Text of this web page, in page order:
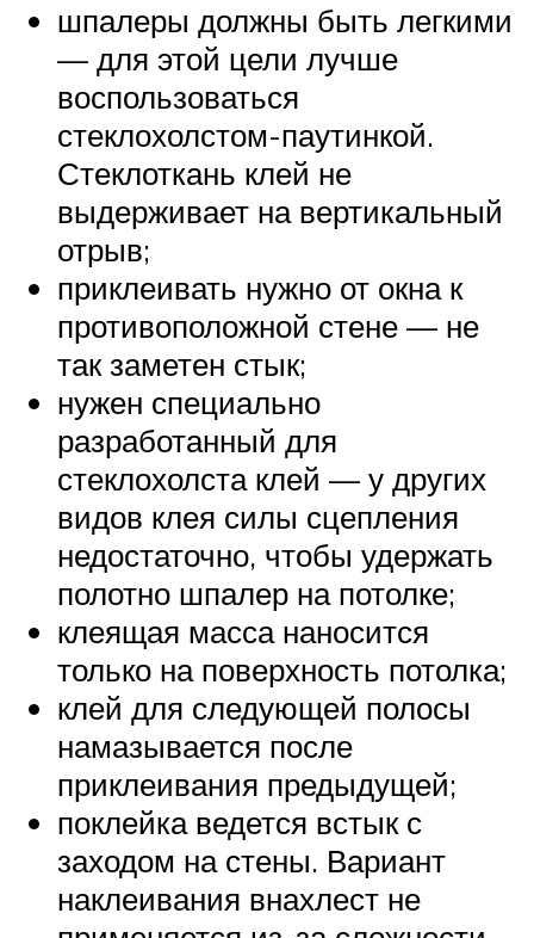
шпалеры должны быть легкими
— для этой цели лучше
воспользоваться
стеклохолстом-паутинкой.
Стеклоткань клей не
выдерживает на вертикальный
отрыв;
приклеивать нужно от окна к
противоположной стене — не
так заметен стык;
нужен специально
разработанный для
стеклохолста клей — у других
видов клея силы сцепления
недостаточно, чтобы удержать
полотно шпалер на потолке;
клеящая масса наносится
только на поверхность потолка;
клей для следующей полосы
намазывается после
приклеивания предыдущей;
поклейка ведется встык с
заходом на стены. Вариант
наклеивания внахлест не